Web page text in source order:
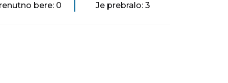
bere: 0 Je prebralo: 3